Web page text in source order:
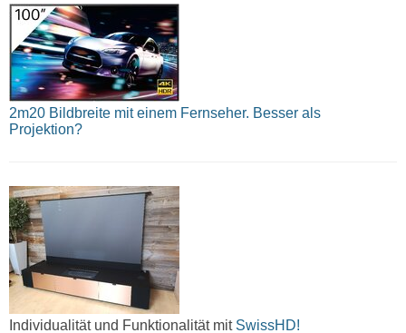
2m20 Bildbreite mit einem Fernseher. Besser als
Projektion?
Individualität und Funktionalität mitSwissHD!